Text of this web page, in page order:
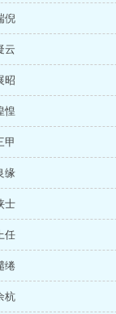
倪
云
昭
惶
甲
缘
士
任
绻
杭